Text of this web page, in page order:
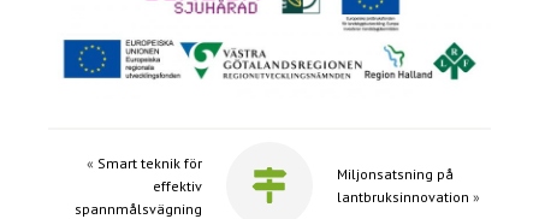
« Smart teknik för
effektiv
spannmålsvägning
Miljonsatsning på
lantbruksinnovation »